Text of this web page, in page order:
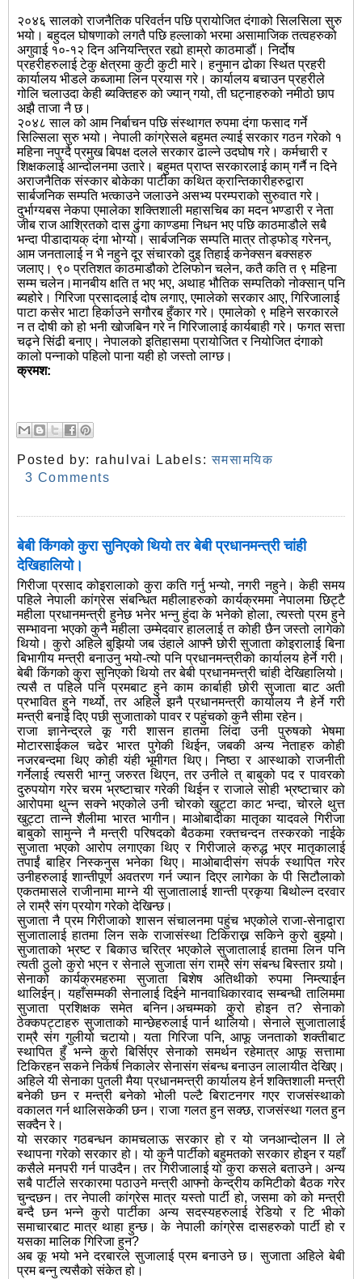
२०४६ सालको राजनैतिक परिवर्तन पछि प्रायोजित दंगाको सिलसिला सुरु
भयो। बहुदल घोषणाको लगतै पछि हल्लाको भरमा असामाजिक तत्वहरुको
अगुवाई १०-१२ दिन अनियन्त्रित रह्यो हाम्रो काठमाडौं। निर्दोष
प्रहरीहरुलाई टेकु क्षेत्रमा कुटी कुटी मारे। हनुमान ढोका स्थित प्रहरी
कार्यालय भीडले कब्जामा लिन प्रयास गरे। कार्यालय बचाउन प्रहरीले
गोलि चलाउदा केही ब्यक्तिहरु को ज्यान् गयो, ती घट्नाहरुको नमीठो छाप
अझै ताजा नै छ।
२०४८ साल को आम निर्बाचन पछि संस्थागत रुपमा दंगा फसाद गर्ने
सिल्सिला सुरु भयो। नेपाली कांग्रेसले बहुमत ल्याई सरकार गठन गरेको १
महिना नपुग्दै प्रमुख बिपक्ष दलले सरकार ढाल्ने उदघोष गरे। कर्मचारी र
शिक्षकलाई आन्दोलनमा उतारे। बहुमत प्राप्त सरकारलाई काम् गर्नै न दिने
अराजनैतिक संस्कार बोकेका पार्टीका कथित क्रान्तिकारीहरुद्वारा
सार्बजनिक सम्पति भत्काउने जलाउने असभ्य परम्पराको सुरुवात गरे।
दुर्भाग्यबस नेकपा एमालेका शक्तिशाली महासचिब का मदन भण्डारी र नेता
जीब राज आश्रितको दास ढुंगा काण्डमा निधन भए पछि काठमाडौले सबै
भन्दा पीडादायक् दंगा भोग्यो। सार्बजनिक सम्पति मात्र तोड्फोड् गरेनन्,
आम जनतालाई न भै नहुने दूर संचारको दुइ तिहाई कनेक्सन बक्सहरु
जलाए। ९० प्रतिशत काठमाडौको टेलिफोन चलेन, कतै कति त ९ महिना
सम्म चलेन।मानबीय क्षति त भए भए, अथाह भौतिक सम्पतिको नोक्सान् पनि
ब्यहोरे। गिरिजा प्रसादलाई दोष लगाए, एमालेको सरकार आए, गिरिजालाई
पाटा कसेर भाटा हिर्काउने सगौरब हुँकार गरे। एमालेको ९ महिने सरकारले
न त दोषी को हो भनी खोजबिन गरे न गिरिजालाई कार्यबाही गरे। फगत सत्ता
चढ्ने सिंढी बनाए। नेपालको इतिहासमा प्रायोजित र नियोजित दंगाको
कालो पन्नाको पहिलो पाना यही हो जस्तो लाग्छ।
क्रमश:
Posted by: rahulvai Labels:समसामयिक
3 Comments
बेबी किंगको कुरा सुनिएको थियो तर बेबी प्रधानमन्त्री चांही
देखिहालियो।
गिरीजा प्रसाद कोइरालाको कुरा कति गर्नु भन्यो, नगरी नहुने। केही समय
पहिले नेपाली कांग्रेस संबन्धित महीलाहरुको कार्यक्रममा नेपालमा छिट्टै
महीला प्रधानमन्त्री हुनेछ भनेर भन्नु हुंदा के भनेको होला, त्यस्तो प्रम हुने
सम्भावना भएको कुनै महीला उम्मेदवार हाललाई त कोही छैन जस्तो लागेको
थियो। कुरो अहिले बुझियो जब उंहाले आफ्नै छोरी सुजाताकोइरालाई बिना
बिभागीय मन्त्री बनाउनु भयो-त्यो पनि प्रधानमन्त्रीको कार्यालय हेर्ने गरी।
बेबी किंगको कुरा सुनिएको थियो तर बेबी प्रधानमन्त्री चांही देखिहालियो।
त्यसै त पहिले पनि प्रमबाट हुने काम कार्बाही छोरी सुजाता बाट अती
प्रभावित हुने गर्थ्यो, तर अहिले झनै प्रधानमन्त्री कार्यालय नै हेर्ने गरी
मन्त्री बनाई दिए पछी सुजाताको पावर र पहुंचको कुनै सीमा रहेन।
राजा ज्ञानेन्द्रले कू गरी शासन हातमा लिंदा उनी पुरुषको भेषमा
मोटारसाईकल चढेर भारत पुगेकी थिईन, जबकी अन्य नेताहरु कोही
नजरबन्दमा थिए कोही यंही भूमीगत थिए। निष्ठा र आस्थाको राजनीती
गर्नेलाई त्यसरी भाग्नु जरुरत थिएन, तर उनीले त् बाबुको पद र पावरको
दुरुपयोग गरेर चरम भ्रष्टाचार गरेकी थिईन र राजाले सोही भ्रष्टाचार को
आरोपमा थुन्न सक्ने भएकोले उनी चोरको खुट्टा काट भन्दा, चोरले थुत्त
खुट्टा तान्ने शैलीमा भारत भागीन। माओबादीका मातृका यादवले गिरीजा
बाबुको सामुन्ने नै मन्त्री परिषदको बैठकमा रक्तचन्दन तस्करको नाईके
सुजाता भएको आरोप लगाएका थिए र गिरीजाले क्रुद्ध भएर मातृकालाई
तपाईं बाहिर निस्कनुस भनेका थिए। माओबादीसंग संपर्क स्थापित गरेर
उनीहरुलाई शान्तीपूर्ण अवतरण गर्न ज्यान दिएर लागेका के पी सिटौलाको
एकतमासले राजीनामा माग्ने यी सुजातालाई शान्ती प्रकृया बिथोल्न दरवार
ले राम्रै संग प्रयोग गरेको देखिन्छ।
सुजाता नै प्रम गिरीजाको शासन संचालनमा पहुंच भएकोले राजा-सेनाद्वारा
सुजातालाई हातमा लिन सके राजासंस्था टिकिराख्न सकिने कुरो बुझ्यो।
सुजाताको भ्रष्ट र बिकाउ चरित्र भएकोले सुजातालाई हातमा लिन पनि
त्यती ठुलो कुरो भएन र सेनाले सुजाता संग राम्रै संग संबन्ध बिस्तार गर्‍यो।
सेनाको कार्यक्रमहरुमा सुजाता बिशेष अतिथीको रुपमा निम्त्याईन
थालिईन्। यहाँसम्मकी सेनालाई दिईने मानवाधिकारवाद सम्बन्धी तालिममा
सुजाता प्रशिक्षक समेत बनिन।अचम्मको कुरो होइन त? सेनाको
ठेक्कपट्टाहरु सुजाताको मान्छेहरुलाई पार्न थालियो। सेनाले सुजातालाई
राम्रै संग गुलीयो चटायो। यता गिरिजा पनि, आफू जनताको शक्तीबाट
स्थापित हुँ भन्ने कुरो बिर्सिएर सेनाको समर्थन रहेमात्र आफू सत्तामा
टिकिरहन सकने निर्कर्ष निकालेर सेनासंग संबन्ध बनाउन लालायीत देखिए।
अहिले यी सेनाका पुतली मैया प्रधानमन्त्री कार्यालय हेर्न शक्तिशाली मन्त्री
बनेकी छन र मन्त्री बनेको भोली पल्टै बिराटनगर गएर राजसंस्थाको
वकालत गर्न थालिसकेकी छन। राजा गलत हुन सक्छ, राजसंस्था गलत हुन
सक्दैन रे।
यो सरकार गठबन्धन कामचलाऊ सरकार हो र यो जनआन्दोलन II ले
स्थापना गरेको सरकार हो। यो कुनै पार्टीको बहुमतको सरकार होइन र यहाँ
कसैले मनपरी गर्न पाउदैन। तर गिरीजालाई यो कुरा कसले बताउने। अन्य
सबै पार्टीले सरकारमा पठाउने मन्त्री आफ्नो केन्द्रीय कमिटीको बैठक गरेर
चुन्दछन। तर नेपाली कांग्रेस मात्र यस्तो पार्टी हो, जसमा को को मन्त्री
बन्दै छन भन्ने कुरो पार्टीका अन्य सदस्यहरुलाई रेडियो र टि भीको
समाचारबाट मात्र थाहा हुन्छ। के नेपाली कांग्रेस दासहरुको पार्टी हो र
यसका मालिक गिरिजा हुन?
अब कू भयो भने दरबारले सुजालाई प्रम बनाउने छ। सुजाता अहिले बेबी
प्रम बन्नु त्यसैको संकेत हो।